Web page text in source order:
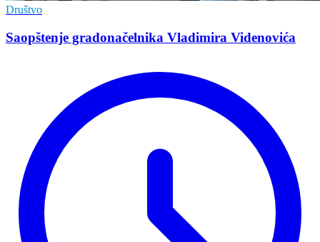
Društvo
Saopštenje gradonačelnika Vladimira Videnovića